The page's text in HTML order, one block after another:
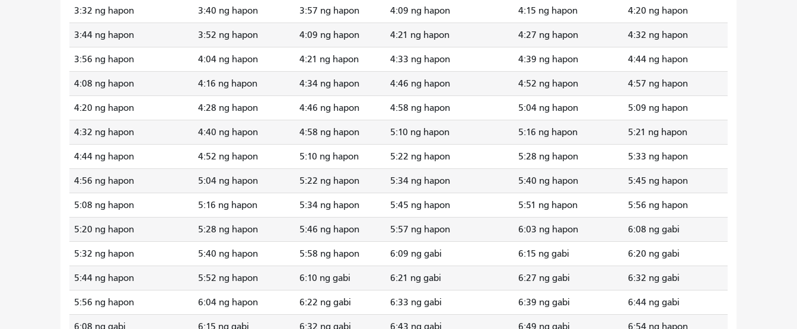
3:32 ng hapon 3:40 ng hapon 3:57 ng hapon 4:09 ng hapon 4:15 ng hapon 4:20 ng hapon
3:44 ng hapon 3:52 ng hapon 4:09 ng hapon 4:21 ng hapon 4:27 ng hapon 4:32 ng hapon
3:56 ng hapon 4:04 ng hapon 4:21 ng hapon 4:33 ng hapon 4:39 ng hapon 4:44 ng hapon
4:08 ng hapon 4:16 ng hapon 4:34 ng hapon 4:46 ng hapon 4:52 ng hapon 4:57 ng hapon
4:20 ng hapon 4:28 ng hapon 4:46 ng hapon 4:58 ng hapon 5:04 ng hapon 5:09 ng hapon
4:32 ng hapon 4:40 ng hapon 4:58 ng hapon 5:10 ng hapon 5:16 ng hapon 5:21 ng hapon
4:44 ng hapon 4:52 ng hapon 5:10 ng hapon 5:22 ng hapon 5:28 ng hapon 5:33 ng hapon
4:56 ng hapon 5:04 ng hapon 5:22 ng hapon 5:34 ng hapon 5:40 ng hapon 5:45 ng hapon
5:08 ng hapon 5:16 ng hapon 5:34 ng hapon 5:45 ng hapon 5:51 ng hapon 5:56 ng hapon
5:20 ng hapon 5:28 ng hapon 5:46 ng hapon 5:57 ng hapon 6:03 ng hapon 6:08 ng gabi
5:32 ng hapon 5:40 ng hapon 5:58 ng hapon 6:09 ng gabi 6:15 ng gabi 6:20 ng gabi
5:44 ng hapon 5:52 ng hapon 6:10 ng gabi 6:21 ng gabi 6:27 ng gabi 6:32 ng gabi
5:56 ng hapon 6:04 ng hapon 6:22 ng gabi 6:33 ng gabi 6:39 ng gabi 6:44 ng gabi
6:08 ng gabi 6:15 ng gabi 6:32 ng gabi 6:43 ng gabi 6:49 ng gabi 6:54 ng hapon